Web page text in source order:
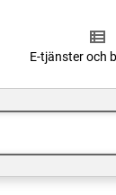
view_list
E-tjänster och